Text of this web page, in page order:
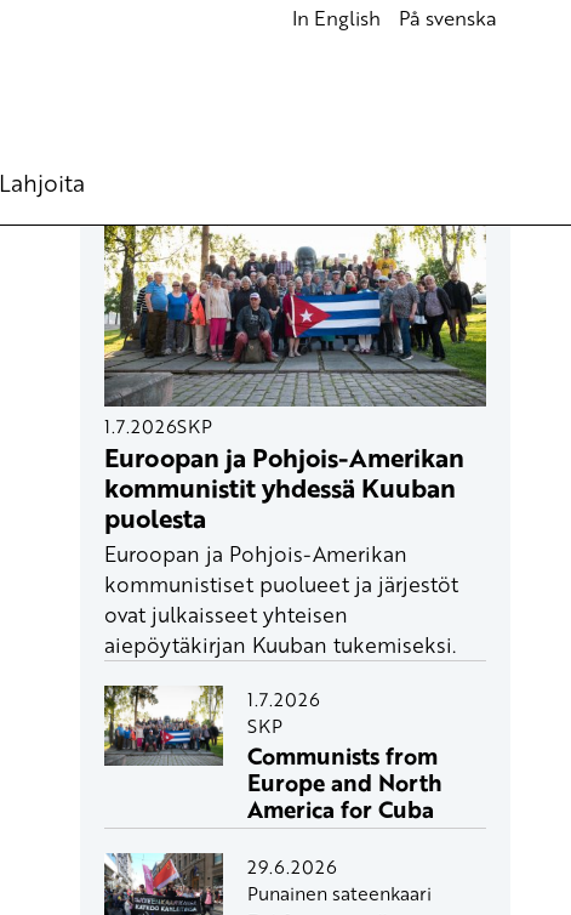
In English På svenska
Lahjoita
1.7.2026SKP
Euroopan ja Pohjois-Amerikan
kommunistit yhdessä Kuuban
puolesta
Euroopan ja Pohjois-Amerikan
kommunistiset puolueet ja järjestöt
ovat julkaisseet yhteisen
aiepöytäkirjan Kuuban tukemiseksi.
1.7.2026
SKP
Communists from
Europe and North
America for Cuba
29.6.2026
Punainen sateenkaari